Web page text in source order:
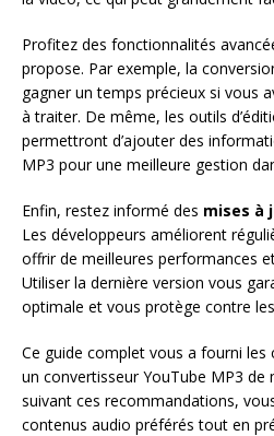
Profitez des fonctionnalités
propose. Par exemple, la
gagner un temps précieux si vous
à traiter. De même, les outils
permettront d’ajouter des
MP3 pour une meilleure gestion
Enfin, restez informé des mises à
Les développeurs améliorent
offrir de meilleures performances
Utiliser la dernière version vous
optimale et vous protège contre
Ce guide complet vous a fourni
un convertisseur YouTube MP3 de
suivant ces recommandations,
contenus audio préférés tout en